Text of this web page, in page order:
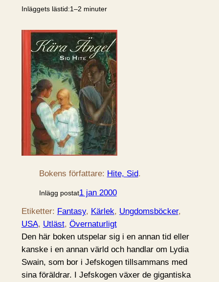
Inläggets lästid:1–2 minuter
Bokens författare: Hite, Sid.
Inlägg postat1 jan 2000
Etiketter: Fantasy, Kärlek, Ungdomsböcker
USA, Utläst, Övernaturligt
Den här boken utspelar sig i en annan tid eller
kanske i en annan värld och handlar om Lydia
Swain, som bor i Jefskogen tillsammans med
sina föräldrar. I Jefskogen växer de gigantiska